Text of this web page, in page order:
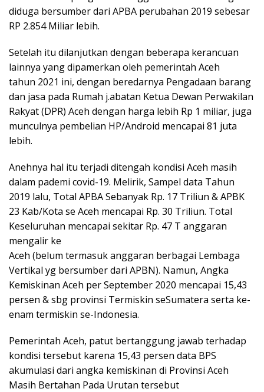
diduga bersumber dari APBA perubahan 2019 sebesar
RP 2.854 Miliar lebih.
Setelah itu dilanjutkan dengan beberapa kerancuan
lainnya yang dipamerkan oleh pemerintah Aceh
tahun 2021 ini, dengan beredarnya Pengadaan barang
dan jasa pada Rumah j.abatan Ketua Dewan Perwakilan
Rakyat (DPR) Aceh dengan harga lebih Rp 1 miliar, juga
munculnya pembelian HP/Android mencapai 81 juta
lebih.
Anehnya hal itu terjadi ditengah kondisi Aceh masih
dalam pademi covid-19. Melirik, Sampel data Tahun
2019 lalu, Total APBA Sebanyak Rp. 17 Triliun & APBK
23 Kab/Kota se Aceh mencapai Rp. 30 Triliun. Total
Keseluruhan mencapai sekitar Rp. 47 T anggaran
mengalir ke
Aceh (belum termasuk anggaran berbagai Lembaga
Vertikal yg bersumber dari APBN). Namun, Angka
Kemiskinan Aceh per September 2020 mencapai 15,43
persen & sbg provinsi Termiskin seSumatera serta ke-
enam termiskin se-Indonesia.
Pemerintah Aceh, patut bertanggung jawab terhadap
kondisi tersebut karena 15,43 persen data BPS
akumulasi dari angka kemiskinan di Provinsi Aceh
Masih Bertahan Pada Urutan tersebut